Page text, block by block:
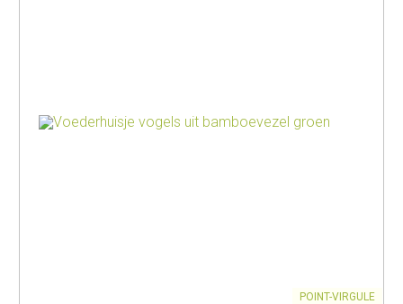
POINT-VIRGULE